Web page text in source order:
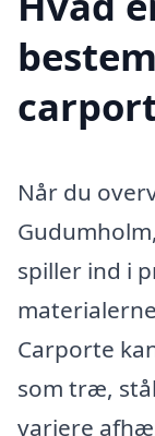
Når du
spiller ind i
Carporte
som træ,
variere